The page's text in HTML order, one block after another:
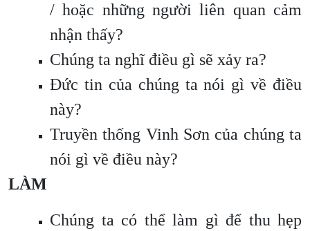
/ hoặc những người liên quan cảm
nhận thấy?
Chúng ta nghĩ điều gì sẽ xảy ra?
Đức tin của chúng ta nói gì về điều
này?
Truyền thống Vinh Sơn của chúng ta
nói gì về điều này?
LÀM
Chúng ta có thể làm gì để thu hẹp